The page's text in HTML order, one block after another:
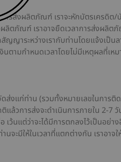
ารส่งผลิตภัณฑ์ เราจะหักบัตรเครดิต/
ตภัณฑ์ เราอาจยืดเวลาการส่งผลิตภั
สัญญาระหว่างเรากับท่านโดยแจ้งเป็
นตามกำหนดเวลาโดยไม่มีเหตุผลที่เหม
ส่งแก่ท่าน (รวมทั้งหมายเลขในการ
แล้วการส่งจะดำเนินการภายใน 2-7
เว้นแต่ว่าจะได้มีการตกลงไว้เป็นอย่
นจะมีให้ในเวลาที่แตกต่างกัน เราอ